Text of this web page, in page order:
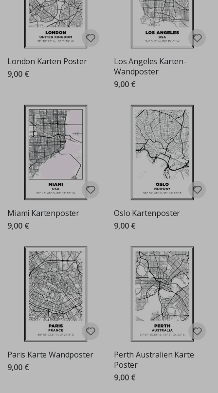
London Karten Poster
9,00 €
Los Angeles Karten-
Wandposter
9,00 €
Miami Kartenposter
9,00 €
Oslo Kartenposter
9,00 €
Paris Karte Wandposter
9,00 €
Perth Australien Karte
Poster
9,00 €